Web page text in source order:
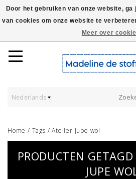
Worldwide Shipping - Onze stoffen
Nederlands
Home / Tags /Atelier Jupe wol
PRODUCTEN
JUPE
Door het gebruiken van onze website,
van cookies om onze website te
Meer over